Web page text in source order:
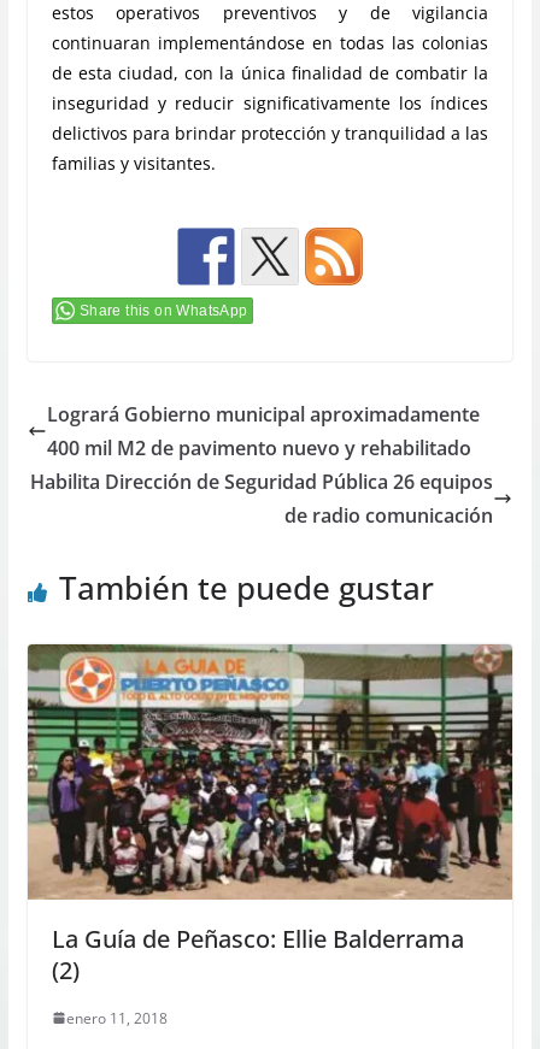
estos operativos preventivos y de vigilancia
continuaran implementándose en todas las colonias
de esta ciudad, con la única finalidad de combatir la
inseguridad y reducir significativamente los índices
delictivos para brindar protección y tranquilidad a las
familias y visitantes.
Share this on WhatsApp
Logrará Gobierno municipal aproximadamente
400 mil M2 de pavimento nuevo y rehabilitado
Habilita Dirección de Seguridad Pública 26 equipos
de radio comunicación
También te puede gustar
La Guía de Peñasco: Ellie Balderrama
(2)
enero 11, 2018